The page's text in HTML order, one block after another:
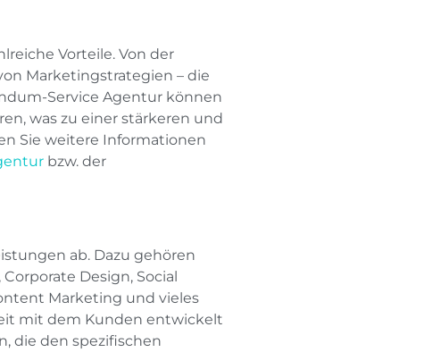
Vorteile. Von der
Marketingstrategien – die
Service Agentur können
was zu einer stärkeren und
Sie weitere Informationen
bzw. der
ab. Dazu gehören
Design, Social
Marketing und vieles
mit dem Kunden entwickelt
die den spezifischen